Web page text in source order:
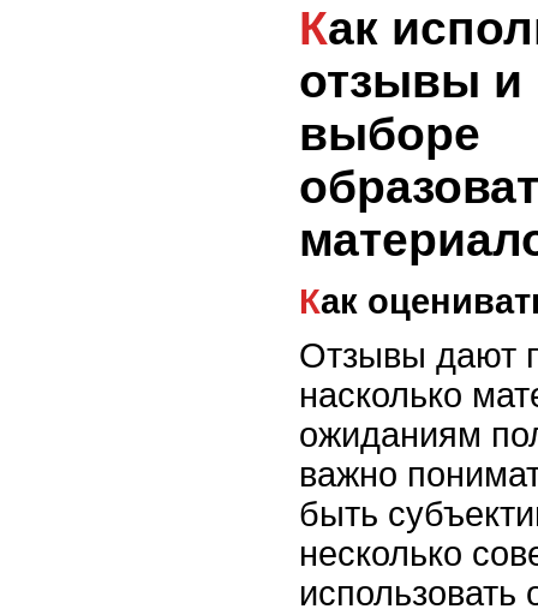
Как использовать
отзывы и
выборе
Как
Отзывы дают
насколько
ожиданиям
важно
быть
несколько
использовать